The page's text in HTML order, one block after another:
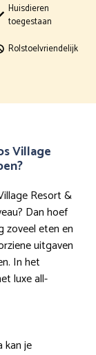
Huisdieren
toegestaan
Rolstoelvriendelijk
Village
Resort &
Dan hoef
zoveel eten en
uitgaven
In het
luxe all-
kan je